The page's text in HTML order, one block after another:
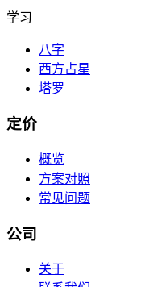
学习
八字
西方占星
塔罗
定价
概览
方案对照
常见问题
公司
关于